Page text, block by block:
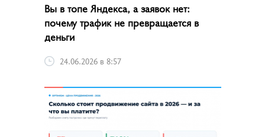
Вы в топе Яндекса, а заявок нет:
почему трафик не превращается в
деньги
24.06.2026 в 8:57